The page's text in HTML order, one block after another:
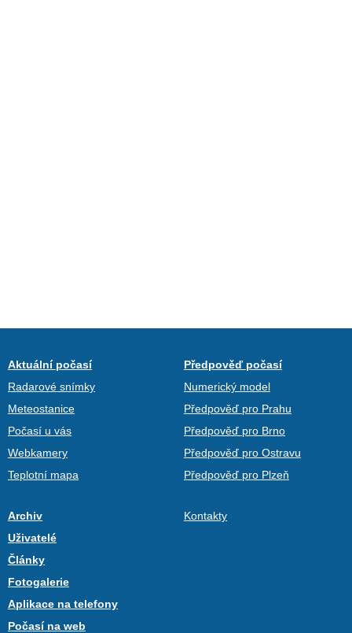
Aktuální počasí
Radarové snímky
Meteostanice
Počasí u vás
Webkamery
Teplotní mapa
Předpověď počasí
Numerický model
Předpověď pro Prahu
Předpověď pro Brno
Předpověď pro Ostravu
Předpověď pro Plzeň
Archiv
Uživatelé
Články
Fotogalerie
Aplikace na telefony
Počasí na web
Kontakty